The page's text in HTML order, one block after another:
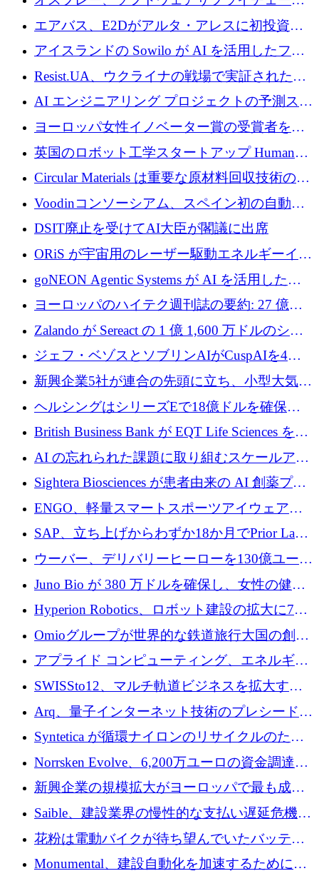
に買収
攻撃を阻止するために265万ドルを確保
エアバス、E2Dがアルタ・アレスに初投資、
欧州防衛技術ファンドに5億ユーロを拠出
アイスランドの Sowilo が AI を活用したファ
ッション製品インテリジェンス プラットフォ
ームを拡大するためにプレシードを調達
Resist.UA、ウクライナの戦場で実証された防
衛技術を拡大するために5,000万ユーロの欧州
基金を立ち上げる
AI エンジニアリング プロジェクトの予測スタ
ートアップ Cascade が a16z アクセラレータか
らの支援を獲得
ヨーロッパ女性イノベーター賞の受賞者を紹
介します
英国のロボット工学スタートアップ Humanoid
がシリーズ A 1 億 5,200 万ドルで評価額 13 億
5,000 万ドルに到達
Circular Materials は重要な原材料回収技術の拡
張に 1,180 万ユーロを確保
Voodinコンソーシアム、スペイン初の自動木
製ブレード工場の建設にEU補助金4,800万ユ
ーロを確保
DSIT廃止を受けてAI大臣が閣議に出席
ORiS が宇宙用のレーザー駆動エネルギーイン
フラの構築に 500 万ユーロを調達
goNEON Agentic Systems が AI を活用したイ
ンフラ計画を加速するために 16 万ユーロを確
ヨーロッパのハイテク週刊誌の要約: 27 億ユ
ーロを超える 60 以上のハイテク資金調達取引
Zalando が Sereact の 1 億 1,600 万ドルのシリ
ーズ B に参加し、AI を活用した倉庫自動化を
ジェフ・ベゾスとソブリンAIがCuspAIを4億
5,000万ドルの資金調達で支援
新興企業5社が連合の先頭に立ち、小型大気質
センサーをEUのクリーンエア政策の中心に据
ヘルシングはシリーズEで18億ドルを確保、
ウーバーはデリバリー・ヒーローを130億ユー
ロの契約で買収、レボルトは2027年に米国の
銀行を立ち上げる
British Business Bank が EQT Life Sciences を
2,500 万ユーロのコミットメントで支援
AI の忘れられた課題に取り組むスケールアッ
プを実現: カメラロール
Sightera Biosciences が患者由来の AI 創薬プラ
ットフォームを拡大するために 300 万ユーロ
のプレシードをクローズ
ENGO、軽量スマートスポーツアイウェアの
進歩のために510万ユーロを調達
SAP、立ち上げからわずか18か月でPrior Labs
を10億ユーロ以上の契約で買収
ウーバー、デリバリーヒーローを130億ユーロ
の契約で買収、99か国にまたがるプラットフ
ォームを構築
Juno Bio が 380 万ドルを確保し、女性の健康
専用の初のシーケンスラボを開設
Hyperion Robotics、ロボット建設の拡大に740
万ドルを確保
Omioグループが世界的な鉄道旅行大国の創設
を目指してRail Europeを買収
アプライド コンピューティング、エネルギー
向け基盤 AI の拡張に 2,000 万ドルを調達
SWISSto12、マルチ軌道ビジネスを拡大する
ためにシリーズCで7,000万ドルを調達
Arq、量子インターネット技術のプレシードと
して140万ドルを確保
Syntetica が循環ナイロンのリサイクルのため
にシリーズ A で 3,000 万ドルを調達
Norrsken Evolve、6,200万ユーロの資金調達
後、アムステルダムに根を張る
新興企業の規模拡大がヨーロッパで最も成功
した創業者を生み出す、アントラー氏が発見
Saible、建設業界の慢性的な支払い遅延危機に
対処するために 290 万ポンドを調達
花粉は電動バイクが待ち望んでいたバッテリ
ー交換ネットワークを構築している
Monumental、建設自動化を加速するためにシ